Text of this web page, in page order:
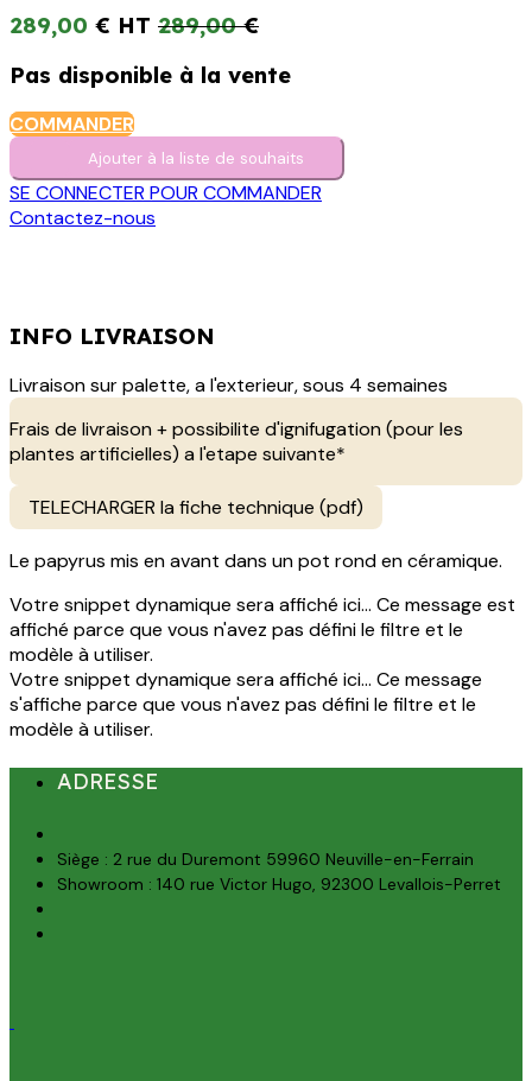
289,00 € 289,00€
Pas disponible à la vente
COMMANDER
Ajouter à la liste de s​o​uh​aits
SE CONNECTER POUR COMMANDER
Contactez-nous
INFO LIVRAISON
Livraison sur palette, a l'exterieur, sous 4 semaines
Frais de livraison + possibilite d'ignifugation (pour les
plantes artificielles) a l'etape suivante*
TELECHARGER la fiche technique (pdf)
Le papyrus mis en avant dans un pot rond en céramique.
Votre snippet dynamique sera affiché ici... Ce message est
affiché parce que vous n'avez pas défini le filtre et le
modèle à utiliser.
Votre snippet dynamique sera affiché ici... Ce message
s'affiche parce que vous n'avez pas défini le filtre et le
modèle à utiliser.
ADRESSE
Siège : 2 rue du Duremont 59960 Neuville-en-Ferrain
Showroom : 140 rue Victor Hugo, 92300 Levallois-Perret